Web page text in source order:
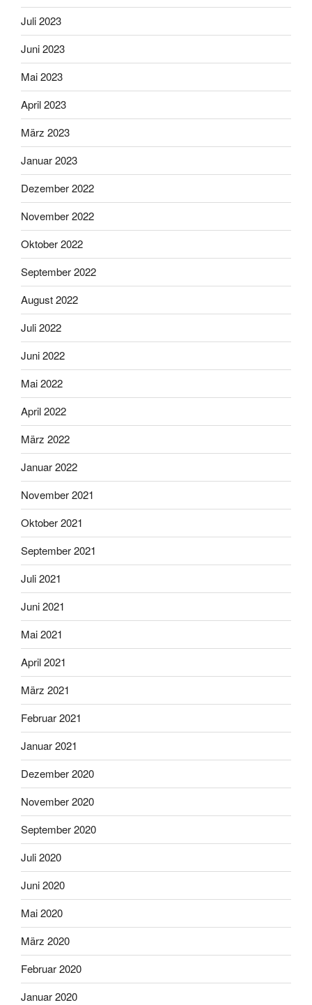
Juli 2023
Juni 2023
Mai 2023
April 2023
März 2023
Januar 2023
Dezember 2022
November 2022
Oktober 2022
September 2022
August 2022
Juli 2022
Juni 2022
Mai 2022
April 2022
März 2022
Januar 2022
November 2021
Oktober 2021
September 2021
Juli 2021
Juni 2021
Mai 2021
April 2021
März 2021
Februar 2021
Januar 2021
Dezember 2020
November 2020
September 2020
Juli 2020
Juni 2020
Mai 2020
März 2020
Februar 2020
Januar 2020